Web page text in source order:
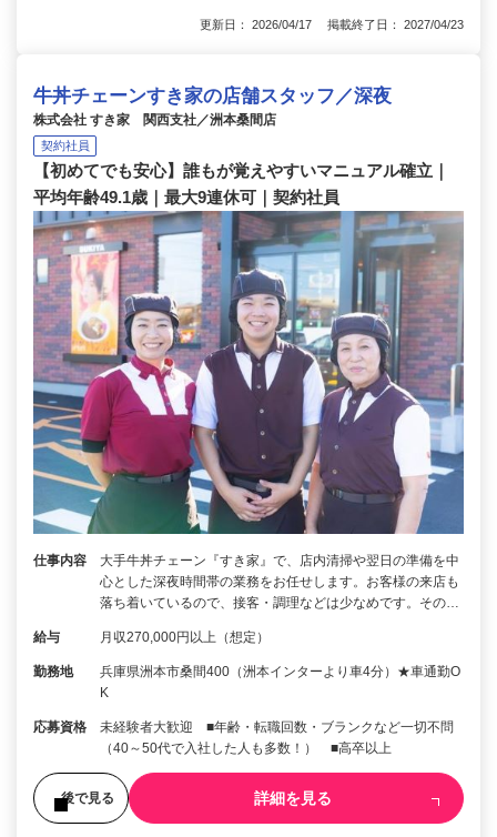
更新日： 2026/04/17 掲載終了日： 2027/04/23
牛丼チェーンすき家の店舗スタッフ／深夜
株式会社 すき家 関西支社／洲本桑間店
契約社員
【初めてでも安心】誰もが覚えやすいマニュアル確立｜
平均年齢49.1歳｜最大9連休可｜契約社員
仕事内容
大手牛丼チェーン『すき家』で、店内清掃や翌日の準備を中
心とした深夜時間帯の業務をお任せします。お客様の来店も
落ち着いているので、接客・調理などは少なめです。その…
給与 月収270,000円以上（想定）
勤務地
兵庫県洲本市桑間400（洲本インターより車4分）★車通勤O
K
応募資格
未経験者大歓迎 ■年齢・転職回数・ブランクなど一切不問
（40～50代で入社した人も多数！） ■高卒以上
後で見る 詳細を見る